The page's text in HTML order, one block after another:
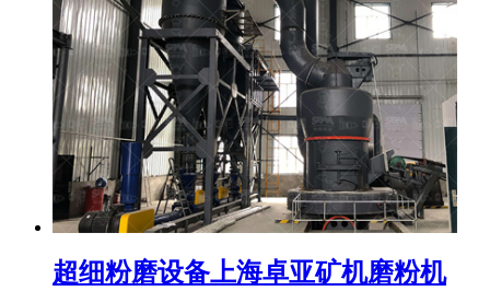
超细粉磨设备上海卓亚矿机磨粉机